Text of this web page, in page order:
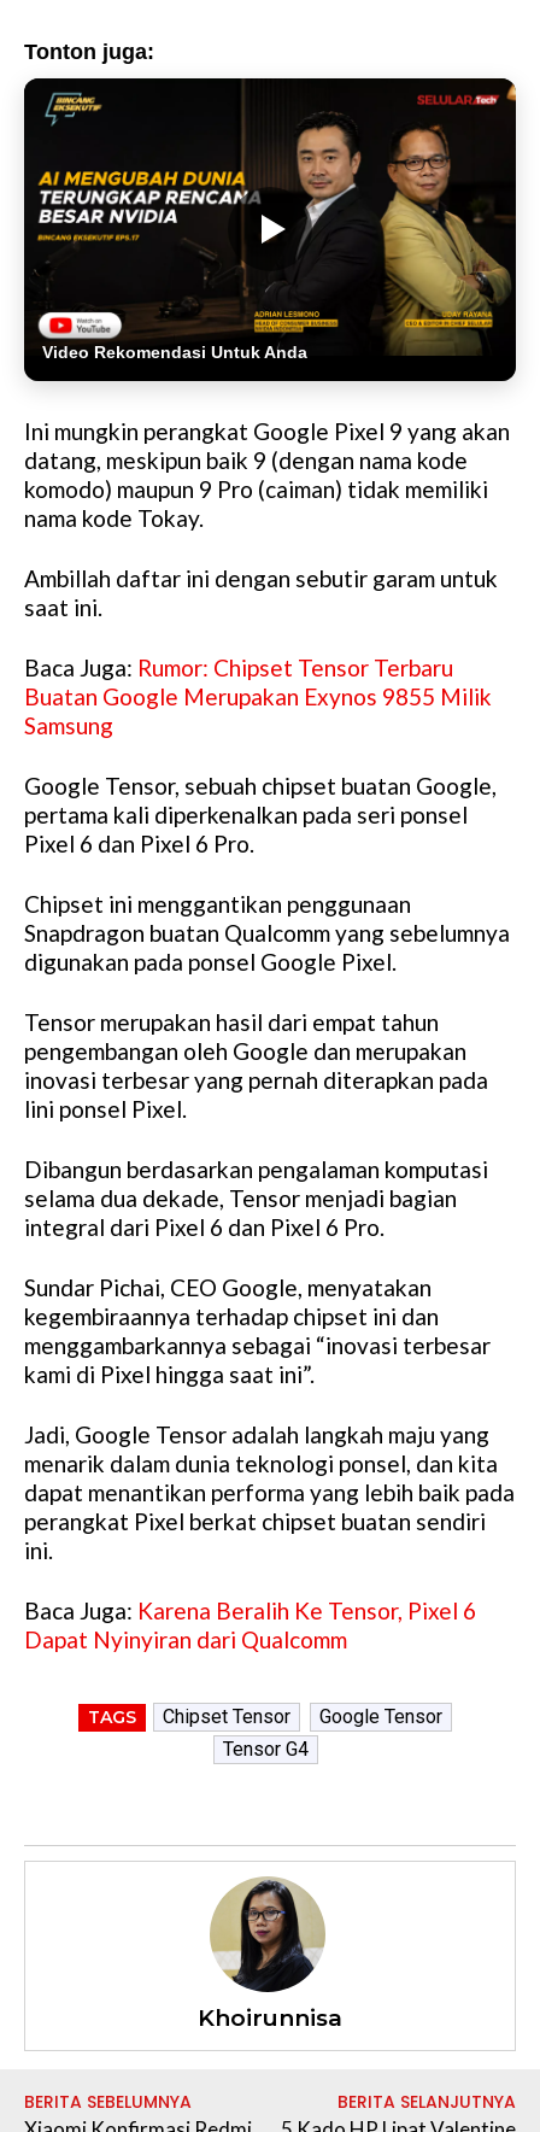
Tonton juga:
Video Rekomendasi Untuk Anda
Ini mungkin perangkat Google Pixel 9 yang akan
datang, meskipun baik 9 (dengan nama kode
komodo) maupun 9 Pro (caiman) tidak memiliki
nama kode Tokay.
Ambillah daftar ini dengan sebutir garam untuk
saat ini.
Baca Juga: Rumor: Chipset Tensor Terbaru
Buatan Google Merupakan Exynos 9855 Milik
Samsung
Google Tensor, sebuah chipset buatan Google,
pertama kali diperkenalkan pada seri ponsel
Pixel 6 dan Pixel 6 Pro.
Chipset ini menggantikan penggunaan
Snapdragon buatan Qualcomm yang sebelumnya
digunakan pada ponsel Google Pixel.
Tensor merupakan hasil dari empat tahun
pengembangan oleh Google dan merupakan
inovasi terbesar yang pernah diterapkan pada
lini ponsel Pixel.
Dibangun berdasarkan pengalaman komputasi
selama dua dekade, Tensor menjadi bagian
integral dari Pixel 6 dan Pixel 6 Pro.
Sundar Pichai, CEO Google, menyatakan
kegembiraannya terhadap chipset ini dan
menggambarkannya sebagai “inovasi terbesar
kami di Pixel hingga saat ini”.
Jadi, Google Tensor adalah langkah maju yang
menarik dalam dunia teknologi ponsel, dan kita
dapat menantikan performa yang lebih baik pada
perangkat Pixel berkat chipset buatan sendiri
ini.
Baca Juga: Karena Beralih Ke Tensor, Pixel 6
Dapat Nyinyiran dari Qualcomm
TAGS Chipset Tensor
Google Tensor
Tensor G4
Khoirunnisa
BERITA SEBELUMNYA BERITA SELANJUTNYA